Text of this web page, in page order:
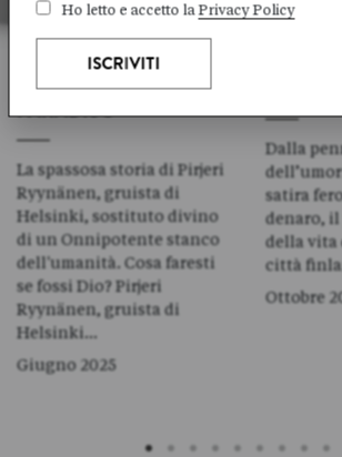
PAASILINNA
UN GRUISTA IN
PARADISO
La spassosa storia di Pirjeri
Ryynänen, gruista di
Helsinki, sostituto divino
di un Onnipotente stanco
dell'umanità. Cosa faresti
se fossi Dio? Pirjeri
Ryynänen, gruista di
Helsinki…
Giugno 2025
Dalla
satira
denaro, il
della vita
città
Ottobre
Ho letto e accetto laPrivacy Policy